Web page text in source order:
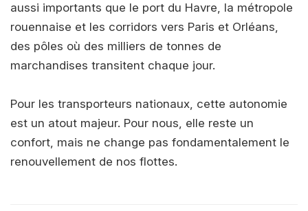
aussi importants que le port du Havre, la métropole
rouennaise et les corridors vers Paris et Orléans,
des pôles où des milliers de tonnes de
marchandises transitent chaque jour.
Pour les transporteurs nationaux, cette autonomie
est un atout majeur. Pour nous, elle reste un
confort, mais ne change pas fondamentalement le
renouvellement de nos flottes.